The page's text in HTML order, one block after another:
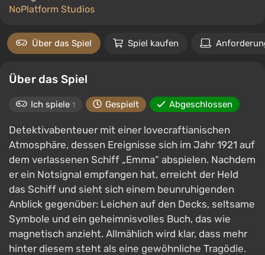
NoPlatform Studios
Über das Spiel Spiel kaufen
Über das Spiel
Ich spiele 1 Gespielt Abgeschlossen
Detektivabenteuer mit einer lovecraftianischen
Atmosphäre, dessen Ereignisse sich im Jahr 1921 auf
dem verlassenen Schiff „Emma“ abspielen. Nachdem
er ein Notsignal empfangen hat, erreicht der Held
das Schiff und sieht sich einem beunruhigenden
Anblick gegenüber: Leichen auf den Decks, seltsame
Symbole und ein geheimnisvolles Buch, das wie
magnetisch anzieht. Allmählich wird klar, dass mehr
hinter diesem steht als eine gewöhnliche Tragödie.